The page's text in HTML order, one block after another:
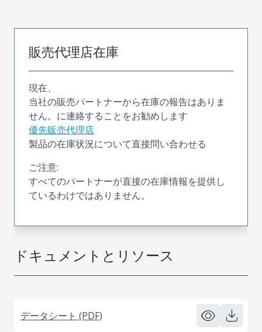
ドキュメントとリソース
データシート (PDF)
販売代理店在庫
現在、
当社の販売パートナーから在庫の報告はありま
せん。に連絡することをお勧めします
優先販売代理店
製品の在庫状況について直接問い合わせる
ご注意:
すべてのパートナーが直接の在庫情報を提供し
ているわけではありません。